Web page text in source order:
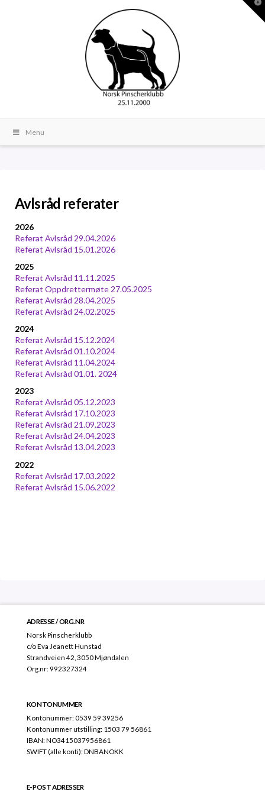
Menu
Avlsråd referater
2026
Referat Avlsråd 29.04.2026
Referat Avlsråd 15.01.2026
2025
Referat Avlsråd 11.11.2025
Referat Oppdrettermøte 27.05.2025
Referat Avlsråd 28.04.2025
Referat Avlsråd 24.02.2025
2024
Referat Avlsråd 15.12.2024
Referat Avlsråd 01.10.2024
Referat Avlsråd 11.04.2024
Referat Avlsråd 01.01. 2024
2023
Referat Avlsråd 05.12.2023
Referat Avlsråd 17.10.2023
Referat Avlsråd 21.09.2023
Referat Avlsråd 24.04.2023
Referat Avlsråd 13.04.2023
2022
Referat Avlsråd 17.03.2022
Referat Avlsråd 15.06.2022
ADRESSE / ORG.NR
Norsk Pinscherklubb
c/o Eva Jeanett Hunstad
Strandveien 42, 3050 Mjøndalen
Org.nr: 992327324
KONTONUMMER
Kontonummer: 0539 59 39256
Kontonummer utstilling: 1503 79 56861
IBAN: NO3415037956861
SWIFT (alle konti): DNBANOKK
E-POST ADRESSER